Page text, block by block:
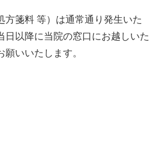
箋料 等）は通常通り発生いた
日以降に当院の窓口にお越しいた
いいたします。